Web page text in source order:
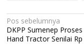
N
a
Pos sebelumnya
DKPP Sumenep
Hand Tractor Senilai